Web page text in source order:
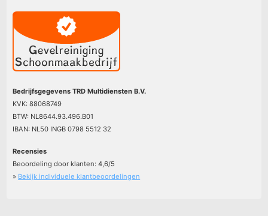
Bedrijfsgegevens TRD Multidiensten B.V.
KVK: 88068749
BTW: NL8644.93.496.B01
IBAN: NL50 INGB 0798 5512 32
Recensies
Beoordeling door klanten:4,6/5
» Bekijk individuele klantbeoordelingen